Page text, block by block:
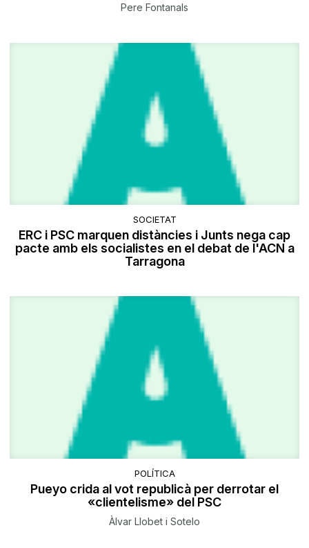
Pere Fontanals
SOCIETAT
ERC i PSC marquen distàncies i Junts nega cap
pacte amb els socialistes en el debat de l'ACN a
Tarragona
POLÍTICA
Pueyo crida al vot republicà per derrotar el
«clientelisme» del PSC
Àlvar Llobet i Sotelo